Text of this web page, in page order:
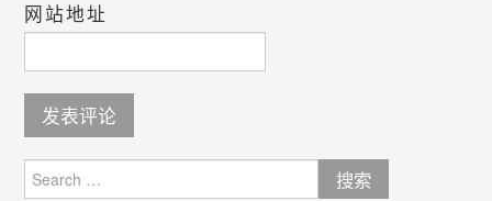
网站地址
for: